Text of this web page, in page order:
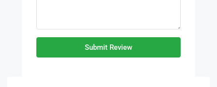
Submit Review